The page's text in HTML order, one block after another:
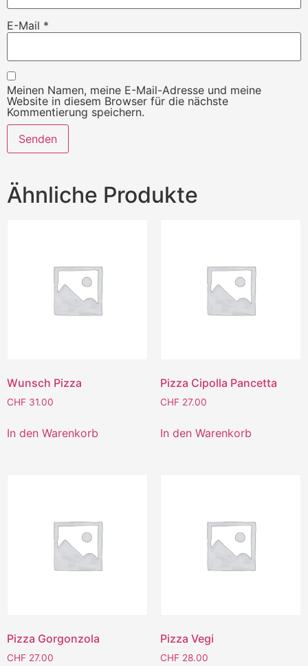
E-Mail *
Meinen Namen, meine E-Mail-Adresse und meine
Website in diesem Browser für die nächste
Kommentierung speichern.
Ähnliche Produkte
Wunsch Pizza
CHF 31.00
In den Warenkorb
Pizza Cipolla Pancetta
CHF27.00
In den Warenkorb
Pizza Gorgonzola
CHF 27.00
Pizza Vegi
CHF28.00